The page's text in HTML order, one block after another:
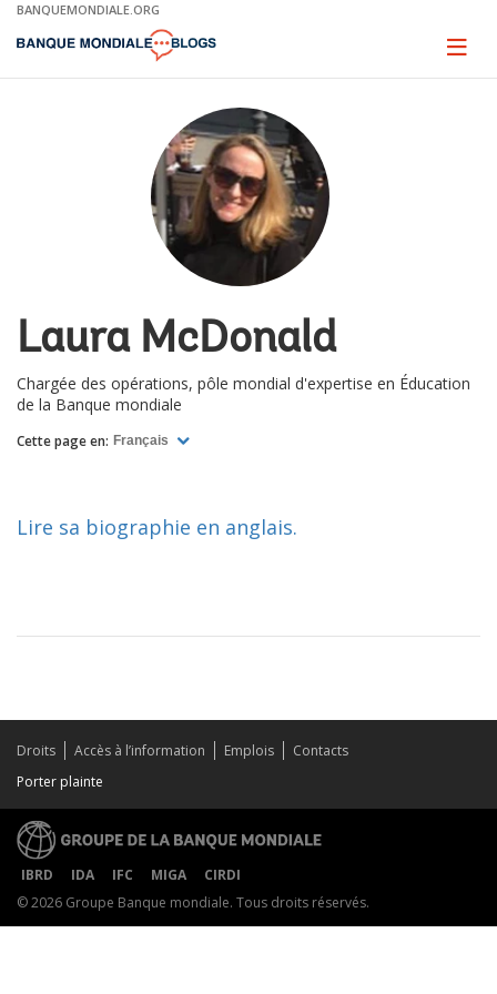
Skip
Main
BANQUEMONDIALE.ORG
Page
Laura McDonald
Chargée des opérations, pôle mondial d'expertise en Éducation
de la Banque mondiale
Cette page en: Français
Lire sa biographie en anglais.
Droits Accès à l’information Emplois
Contacts
Porter plainte
IBRD IDA IFC MIGA
CIRDI
© 2026 Groupe Banque mondiale. Tous droits réservés.